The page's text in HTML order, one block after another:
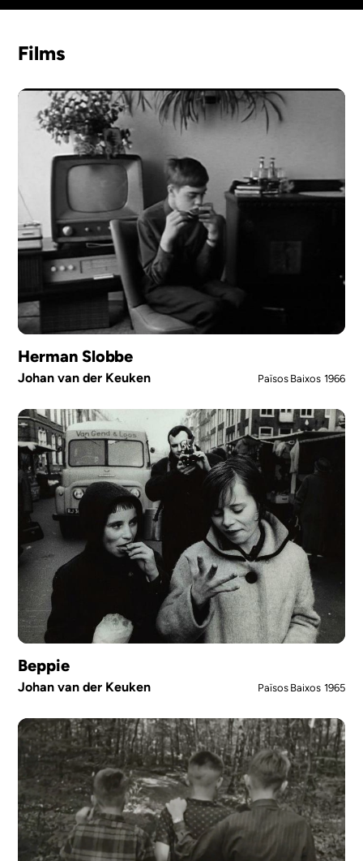
Films
Herman Slobbe
Johan van der Keuken Països Baixos 1966
Beppie
Johan van der Keuken Països Baixos 1965